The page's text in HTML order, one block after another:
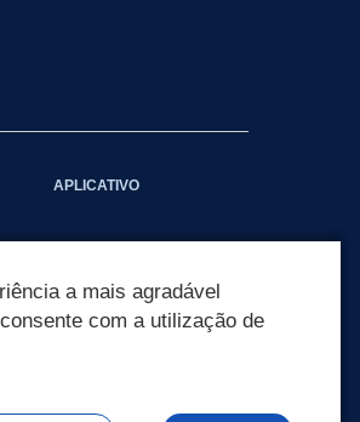
APLICATIVO
a mais agradável
com a utilização de